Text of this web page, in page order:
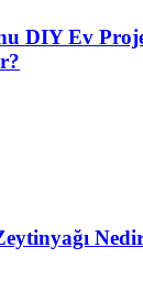
DIY Ev